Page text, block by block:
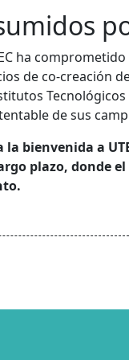
ha
de co-creación
de sus
la bienvenida a
plazo, donde